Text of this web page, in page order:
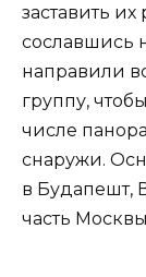
заставить их
сославшись
направили
группу,
числе
снаружи.
в Будапешт,
часть